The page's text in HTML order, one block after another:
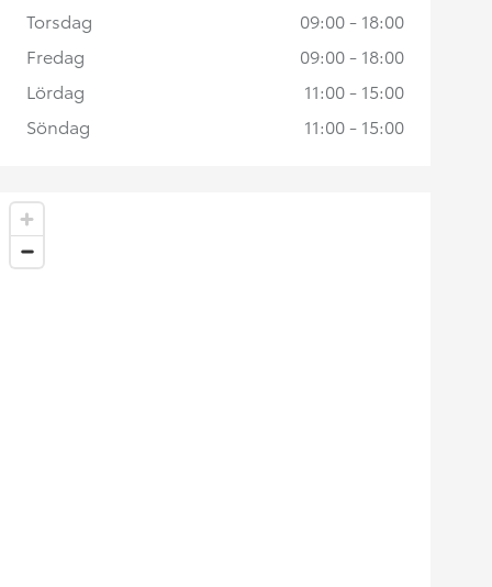
Torsdag
09:00 - 18:00
Fredag
09:00 - 18:00
Lördag
11:00 - 15:00
Söndag
11:00 - 15:00